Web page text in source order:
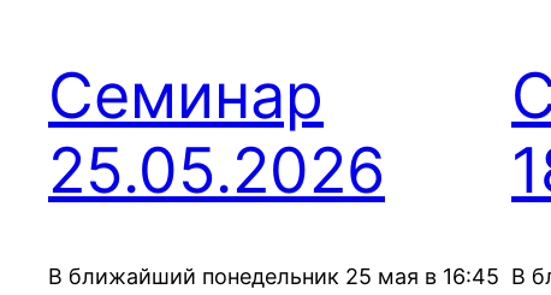
Семинар
25.05.2026
В ближайший понедельник 25 мая в 16:45 В